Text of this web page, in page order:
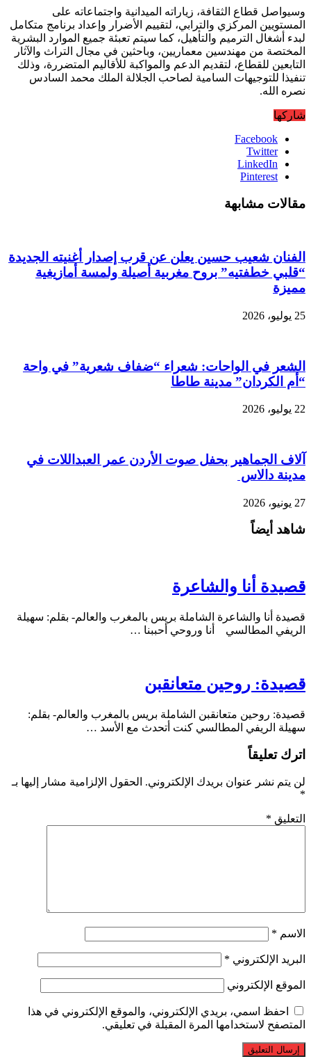
وسيواصل قطاع الثقافة، زياراته الميدانية واجتماعاته على
المستويين المركزي والترابي، لتقييم الأضرار وإعداد برنامج متكامل
لبدء أشغال الترميم والتأهيل، كما سيتم تعبئة جميع الموارد البشرية
المختصة من مهندسين معماريين، وباحثين في مجال التراث والآثار
التابعين للقطاع، لتقديم الدعم والمواكبة للأقاليم المتضررة، وذلك
تنفيذا للتوجيهات السامية لصاحب الجلالة الملك محمد السادس
نصره الله.
شاركها
Facebook
Twitter
LinkedIn
Pinterest
مقالات مشابهة
الفنان شعيب حسين يعلن عن قرب إصدار أغنيته الجديدة
“قلبي خطفتيه” بروح مغربية أصيلة ولمسة أمازيغية
مميزة
25 يوليو، 2026
الشعر في الواحات: شعراء “ضفاف شعرية” في واحة
“أم الكردان” مدينة طاطا
22 يوليو، 2026
آلاف الجماهير بحفل صوت الأردن عمر العبداللات في
مدينة دالاس
27 يونيو، 2026
شاهد أيضاً
قصيدة أنا والشاعرة
قصيدة أنا والشاعرة الشاملة بريس بالمغرب والعالم- بقلم: سهيلة
الريفي المطالسي أنا وروحي أحببنا …
قصيدة: روحين متعانقبن
قصيدة: روحين متعانقبن الشاملة بريس بالمغرب والعالم- بقلم:
سهيلة الريفي المطالسي كنت أتحدث مع الأسد …
اترك تعليقاً
لن يتم نشر عنوان بريدك الإلكتروني. الحقول الإلزامية مشار إليها بـ
*
التعليق *
الاسم *
البريد الإلكتروني *
الموقع الإلكتروني
احفظ اسمي، بريدي الإلكتروني، والموقع الإلكتروني في هذا
المتصفح لاستخدامها المرة المقبلة في تعليقي.